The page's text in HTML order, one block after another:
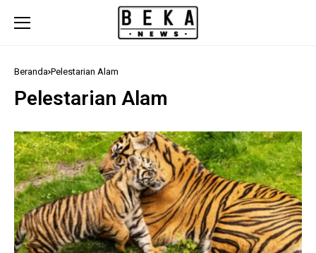
Beranda Pelestarian Alam
Pelestarian Alam